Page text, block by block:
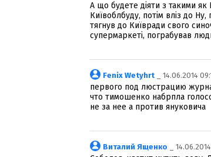
А що будете діяти з такими як
Київоблбуду, потім вліз до
тягнув до Київради свого
супермаркеті, пограбував
Fenix Wetyhrt _ 14.06.2014
первого под люстрацию
что тимошенко набрпла
не за нее а против януковича
Виталий Ященко _